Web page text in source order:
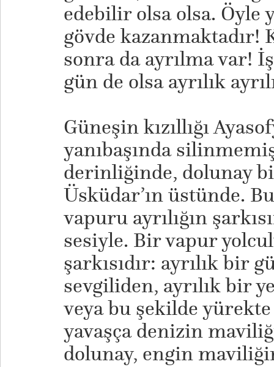
edebilir olsa olsa. Öyle
gövde kazanmaktadır!
sonra da ayrılma var!
gün de olsa ayrılık
Güneşin kızıllığı
yanıbaşında
derinliğinde, dolunay
Üsküdar’ın üstünde.
vapuru ayrılığın
sesiyle. Bir vapur
şarkısıdır: ayrılık bir
sevgiliden, ayrılık bir
veya bu şekilde yürekte
yavaşça denizin
dolunay, engin